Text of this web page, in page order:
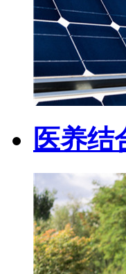
医养结